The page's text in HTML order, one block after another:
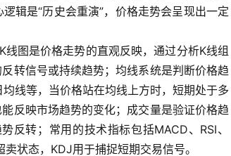
辑是“历史会重演”，价格走势会呈现出一定
图是价格走势的直观反映，通过分析K线组
转信号或持续趋势；均线系统是判断价格趋
线等，当价格站在均线上方时，短期处于多
反映市场趋势的变化；成交量是验证价格趋
反转；常用的技术指标包括MACD、RSI、
状态，KDJ用于捕捉短期交易信号。